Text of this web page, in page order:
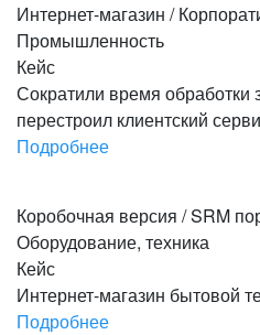
Интернет-магазин /
Промышленность
Кейс
Сократили время обработки
перестроил клиентский
Подробнее
Коробочная версия / SRM
Оборудование, техника
Кейс
Интернет-магазин бытовой
Подробнее